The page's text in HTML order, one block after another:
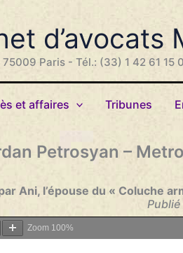
d’avocats
Paris - Tél.: (33) 1 42 61
et affaires Tribunes
Petrosyan –
Ani, l’épouse du « Coluche
Zoom 100%